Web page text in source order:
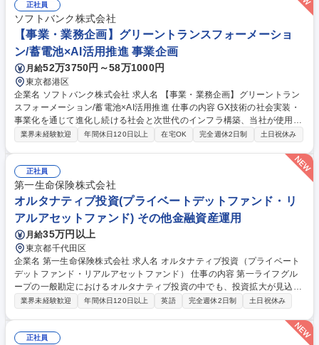
正社員
ソフトバンク株式会社
【事業・業務企画】グリーントランスフォーメーショ
ン/蓄電池×AI活用推進 事業企画
月給52万3750円～58万1000円
東京都港区
企業名 ソフトバンク株式会社 求人名 【事業・業務企画】グリーントラン
スフォーメーション/蓄電池×AI活用推進 仕事の内容 GX技術の社会実装・
事業化を通じて進化し続ける社会と次世代のインフラ構築、当社が使用す
るカーボンニュートラル電力の調達・最適化の推進をミッションに、GX
や省エネルギーに関する調査・分析・レポート、重要会議体への付議対応
など ■GXに関する戦略および企画の策定・推進業務 ■地方分散データセン
ター向け電力調達の検討 ■エネルギーマネジメント／カーボンニュートラ
ル関連ソリューションのビジネス化推進 ■GXに関する経営層の特命事項対
応■当本部の運営に関わる業務企画と推進■社内外のアライアンス推進 募
集職種 【事業・業務企画】グリーントランスフォーメーション/蓄電池×AI
活用推進
業界未経験歓迎 年間休日120日以上 在宅OK 完全週休2日制 土日祝休み
正社員
第一生命保険株式会社
オルタナティブ投資(プライベートデットファンド・リ
アルアセットファンド) その他金融資産運用
月給35万円以上
東京都千代田区
企業名 第一生命保険株式会社 求人名 オルタナティブ投資（プライベート
デットファンド・リアルアセットファンド） 仕事の内容 第一ライフグル
ープの一般勘定におけるオルタナティブ投資の中でも、投資拡大が見込ま
れる、プライベートデットファンド、リアルアセットファンドへの投資業
ゲートキーパーに依存せずシングルファンド投資をダイレクトに実行しま
す。各種プライベートデットファンド、ダイレクトレンディングファン
業界未経験歓迎 年間休日120日以上 英語 完全週休2日制 土日祝休み
正社員